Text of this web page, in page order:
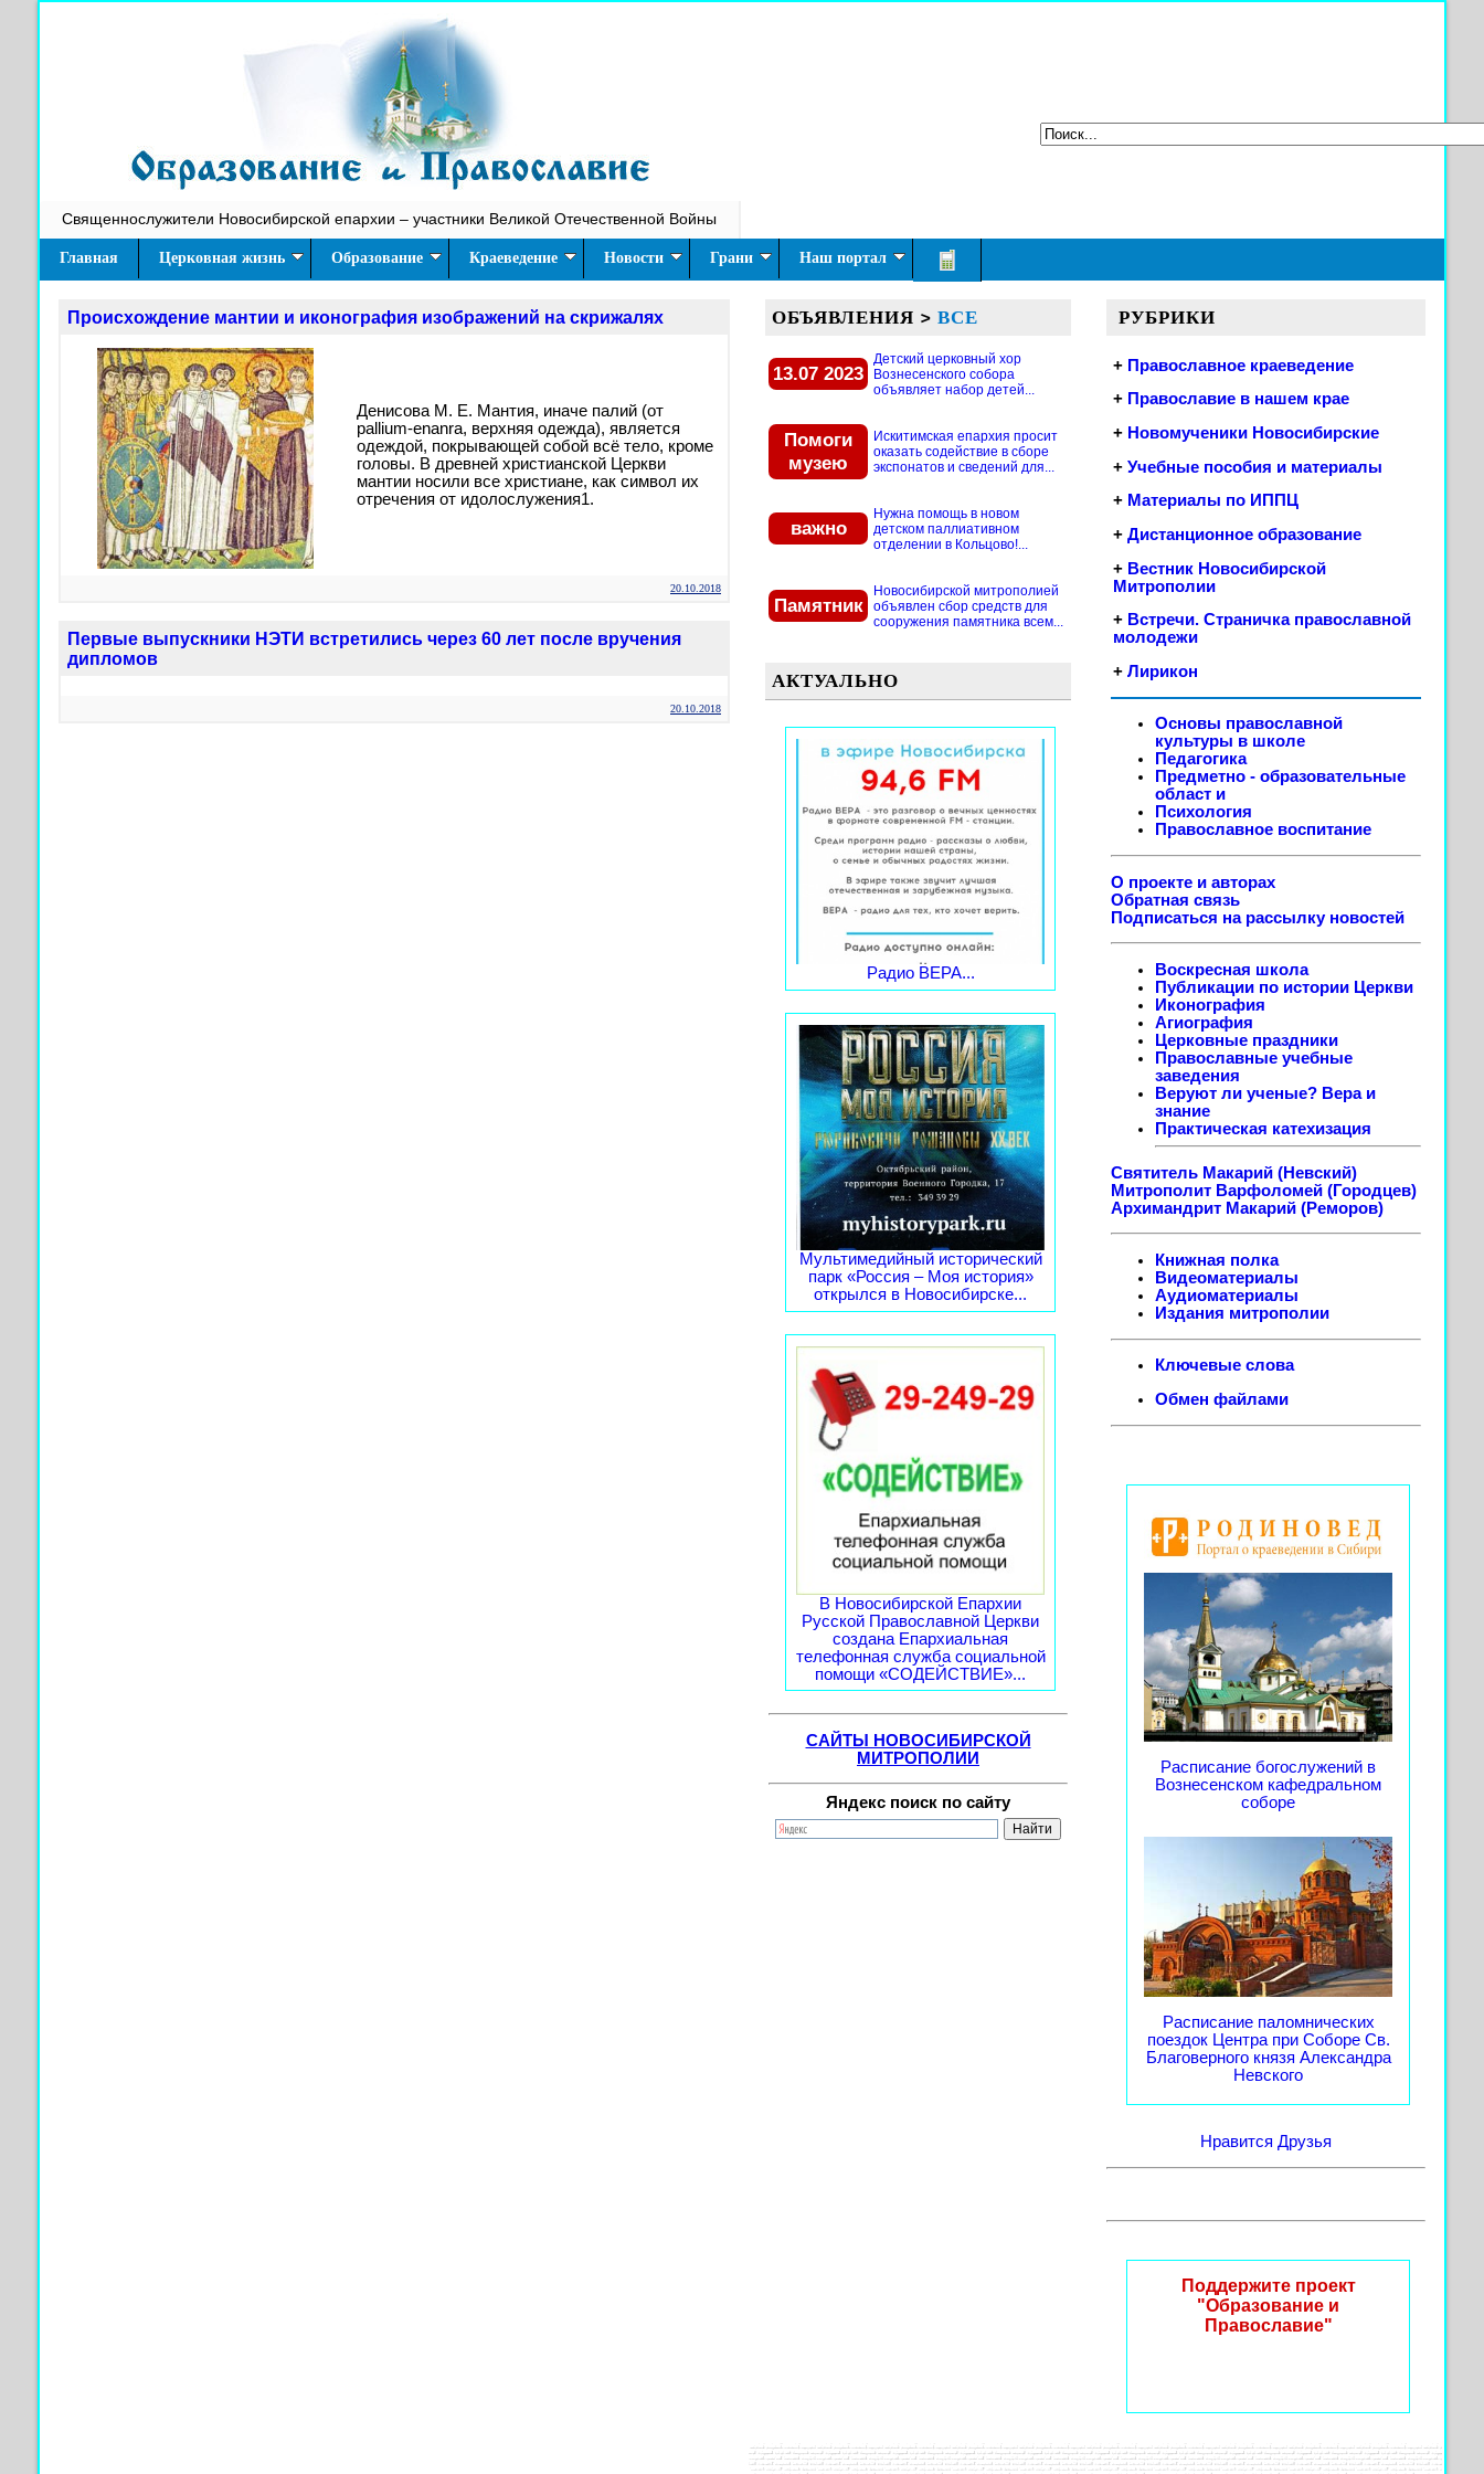
Священнослужители Новосибирской епархии – участники Великой Отечественной Войны
Главная Церковная жизнь Образование Краеведение Новости Грани Наш портал
Происхождение мантии и иконография изображений на скрижалях
Денисова М. Е. Мантия, иначе палий (от
pallium-enanra, верхняя одежда), является
одеждой, покрывающей собой всё тело, кроме
головы. В древней христианской Церкви
мантии носили все христиане, как символ их
отречения от идолослужения1.
20.10.2018
Первые выпускники НЭТИ встретились через 60 лет после вручения
дипломов
20.10.2018
ОБЪЯВЛЕНИЯ > ВСЕ
13.07 2023
Детский церковный хор
Вознесенского собора
объявляет набор детей...
Помоги
музею
Искитимская епархия просит
оказать содействие в сборе
экспонатов и сведений для...
важно
Нужна помощь в новом
детском паллиативном
отделении в Кольцово!...
Памятник
Новосибирской митрополией
объявлен сбор средств для
сооружения памятника всем...
АКТУАЛЬНО
Радио ВЕРА...
Мультимедийный исторический
парк «Россия – Моя история»
открылся в Новосибирске...
В Новосибирской Епархии
Русской Православной Церкви
создана Епархиальная
телефонная служба социальной
помощи «СОДЕЙСТВИЕ»...
САЙТЫ НОВОСИБИРСКОЙ
МИТРОПОЛИИ
Яндекс поиск по сайту
РУБРИКИ
+ Православное краеведение
+ Православие в нашем крае
+ Новомученики Новосибирские
+ Учебные пособия и материалы
+ Материалы по ИППЦ
+ Дистанционное образование
+ Вестник Новосибирской
Митрополии
+ Встречи. Страничка православной
молодежи
+ Лирикон
Основы православной
культуры в школе
Педагогика
Предметно - образовательные
област и
Психология
Православное воспитание
О проекте и авторах
Обратная связь
Подписаться на рассылку новостей
Воскресная школа
Публикации по истории Церкви
Иконография
Агиография
Церковные праздники
Православные учебные
заведения
Веруют ли ученые? Вера и
знание
Практическая катехизация
Святитель Макарий (Невский)
Митрополит Варфоломей (Городцев)
Архимандрит Макарий (Реморов)
Книжная полка
Видеоматериалы
Аудиоматериалы
Издания митрополии
Ключевые слова
Обмен файлами
Расписание богослужений в
Вознесенском кафедральном
соборе
Расписание паломнических
поездок Центра при Соборе Св.
Благоверного князя Александра
Невского
Нравится Друзья
Поддержите проект
"Образование и
Православие"